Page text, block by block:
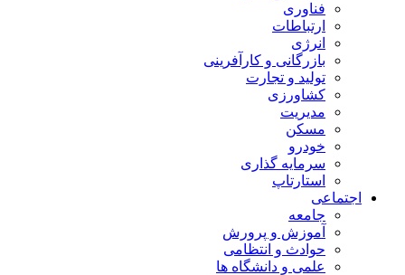
فناوری
ارتباطات
انرژی
بازرگانی و کارآفرینی
تولید و تجارت
کشاورزی
مدیریت
مسکن
خودرو
سرمایه گذاری
استارتاپ
اجتماعی
جامعه
آموزش و پرورش
حوادث و انتظامی
علمی و دانشگاه ها